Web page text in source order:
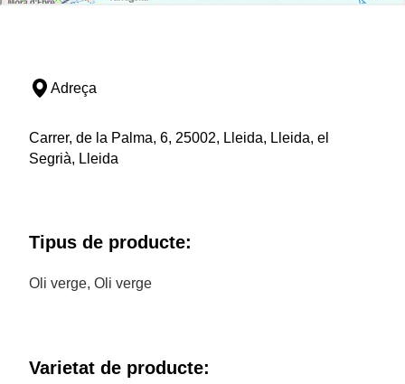
Adreça
Carrer, de la Palma, 6, 25002, Lleida, Lleida, el
Segrià, Lleida
Tipus de producte:
Oli verge, Oli verge
Varietat de producte: